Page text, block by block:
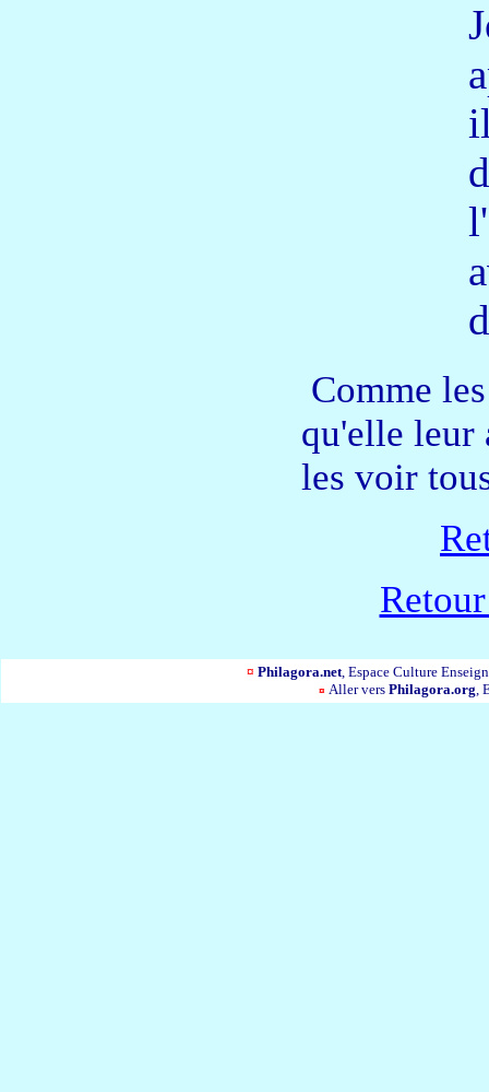
Comme
qu'elle leur
les voir
¤ Philagora.net, Espace Culture
¤ Aller vers Philagora.org,